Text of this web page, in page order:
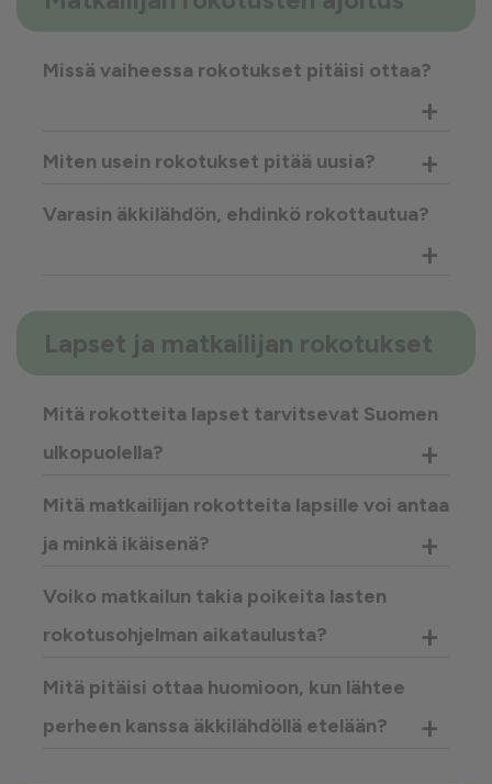
Missä vaiheessa rokotukset pitäisi ottaa?
+
Miten usein rokotukset pitää uusia? +
Varasin äkkilähdön, ehdinkö rokottautua?
+
Lapset ja matkailijan rokotukset
Mitä rokotteita lapset tarvitsevat Suomen
ulkopuolella?
+
Mitä matkailijan rokotteita lapsille voi antaa
ja minkä ikäisenä?
+
Voiko matkailun takia poikeita lasten
rokotusohjelman aikataulusta?
+
Mitä pitäisi ottaa huomioon, kun lähtee
perheen kanssa äkkilähdöllä etelään?
+